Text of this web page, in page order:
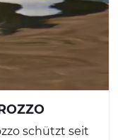
schützt seit